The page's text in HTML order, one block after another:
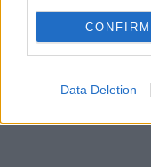
CONFIRM
Data Deletion